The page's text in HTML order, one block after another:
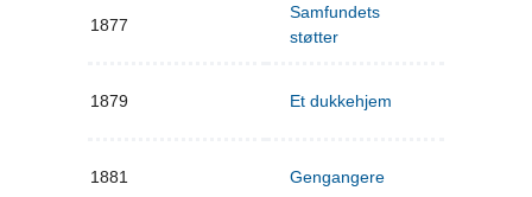
1877
Samfundets
støtter
1879 Et dukkehjem
1881 Gengangere